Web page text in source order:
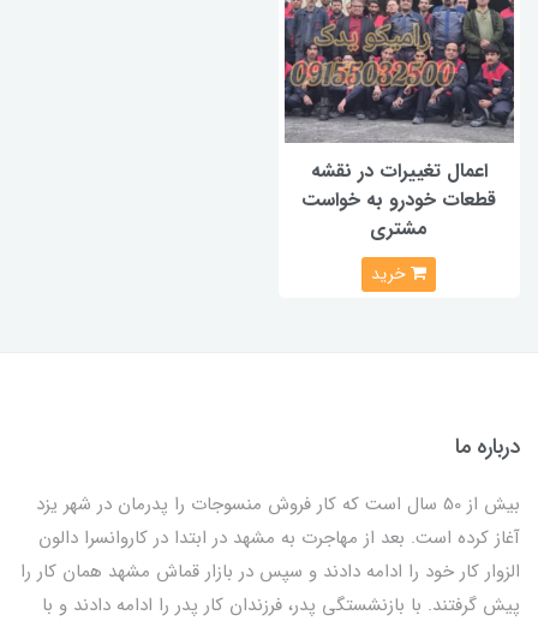
اعمال تغییرات در نقشه
قطعات خودرو به خواست
مشتری
خرید
درباره ما
بیش از 50 سال است که کار فروش منسوجات را پدرمان در شهر یزد
آغاز کرده است. بعد از مهاجرت به مشهد در ابتدا در کاروانسرا دالون
الزوار کار خود را ادامه دادند و سپس در بازار قماش مشهد همان کار را
پیش گرفتند. با بازنشستگی پدر، فرزندان کار پدر را ادامه دادند و با